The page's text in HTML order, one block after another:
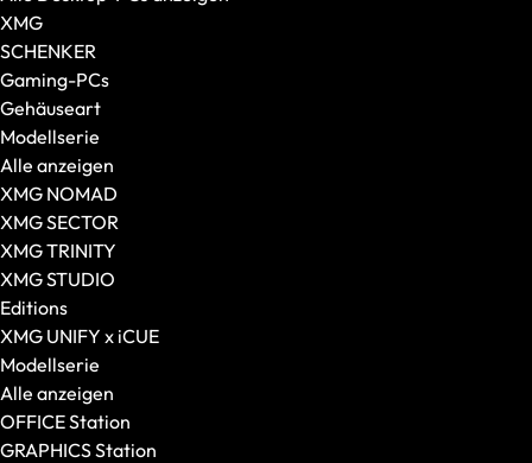
XMG
SCHENKER
Gaming-PCs
Gehäuseart
Modellserie
Alle anzeigen
XMG NOMAD
XMG SECTOR
XMG TRINITY
XMG STUDIO
Editions
XMG UNIFY x iCUE
Modellserie
Alle anzeigen
OFFICE Station
GRAPHICS Station
Alle anzeigen
Gaming-Mäuse
Kabellose Mäuse
Kabelgebundene Mäuse
Maus-Tastatur-Sets
Mauspads